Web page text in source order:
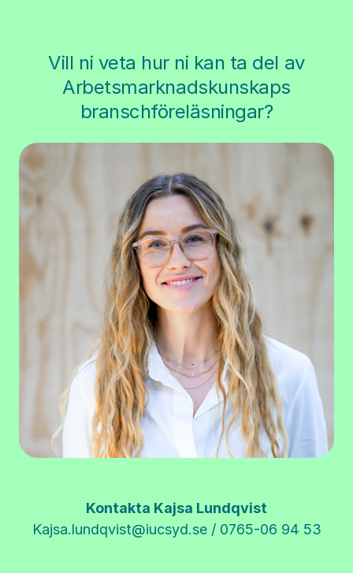
Vill ni veta hur ni kan ta del av
Arbetsmarknadskunskaps
branschföreläsningar?
Kontakta Kajsa Lundqvist
Kajsa.lundqvist@iucsyd.se/ 0765-06 94 53